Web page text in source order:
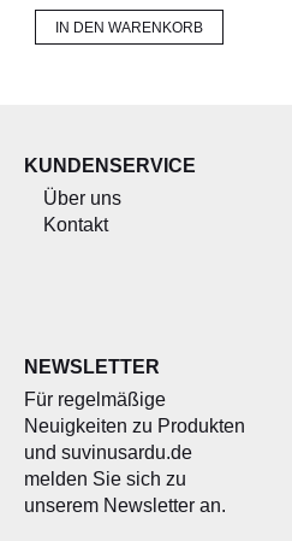
IN DEN WARENKORB
KUNDENSERVICE
Über uns
Kontakt
NEWSLETTER
Für regelmäßige
Neuigkeiten zu Produkten
und suvinusardu.de
melden Sie sich zu
unserem Newsletter an.